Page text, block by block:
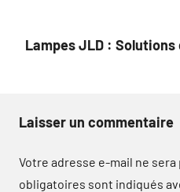
Lampes JLD : Solutions
Laisser un commentaire
Votre adresse e-mail ne sera
obligatoires sont indiqués